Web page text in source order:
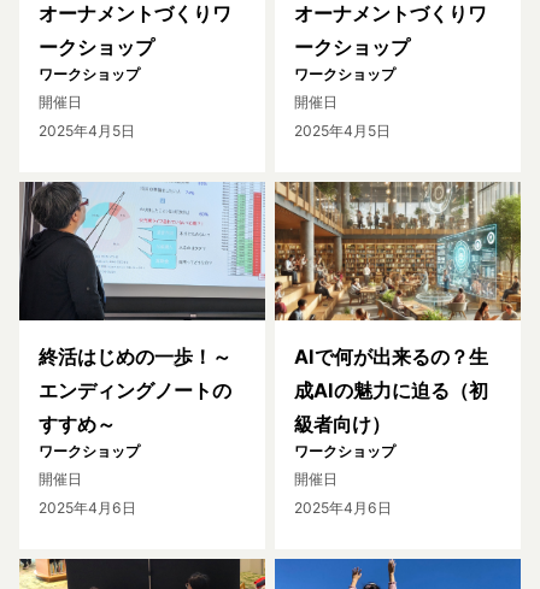
オーナメントづくりワ
ークショップ
ワークショップ
開催日
2025年4月5日
オーナメントづくりワ
ークショップ
ワークショップ
開催日
2025年4月5日
終活はじめの一歩！～
エンディングノートの
すすめ～
ワークショップ
開催日
2025年4月6日
AIで何が出来るの？生
成AIの魅力に迫る（初
級者向け）
ワークショップ
開催日
2025年4月6日